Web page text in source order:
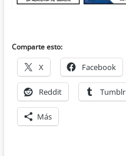
Comparte esto:
X Facebook
Reddit Tumblr
Más